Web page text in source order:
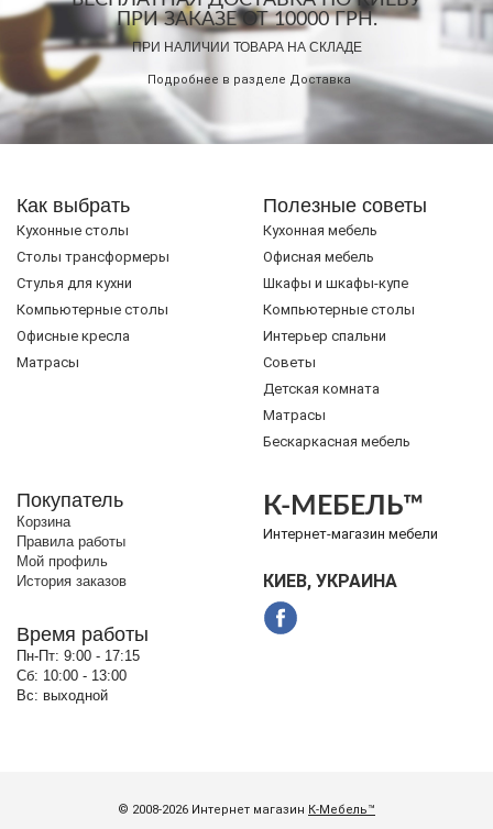
ПРИ ЗАКАЗЕ ОТ 10000 ГРН.
ПРИ НАЛИЧИИ ТОВАРА НА СКЛАДЕ
Подробнее в разделе Доставка
Как выбрать
Кухонные столы
Cтолы трансформеры
Стулья для кухни
Компьютерные столы
Офисные кресла
Матрасы
Полезные советы
Кухонная мебель
Офисная мебель
Шкафы и шкафы-купе
Компьютерные столы
Интерьер спальни
Советы
Детская комната
Матрасы
Бескаркасная мебель
© 2008-2026 Интернет магазин К-Мебель™
Покупатель
Корзина
Правила работы
Мой профиль
История заказов
Время работы
Пн-Пт: 9:00 - 17:15
Сб: 10:00 - 13:00
Вс: выходной
К-МЕБЕЛЬ™
Интернет-магазин мебели
КИЕВ, УКРАИНА